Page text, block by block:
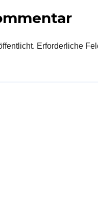
Erforderliche